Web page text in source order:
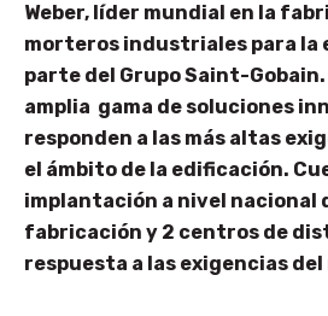
Weber, líder mundial en la
morteros industriales para la
parte del Grupo Saint-
amplia gama de soluciones
responden a las más altas
el ámbito de la edificación.
implantación a nivel nacional
fabricación y 2 centros de
respuesta a las exigencias